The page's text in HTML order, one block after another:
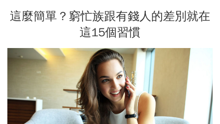
這麼簡單？窮忙族跟有錢人的差別就在
這15個習慣